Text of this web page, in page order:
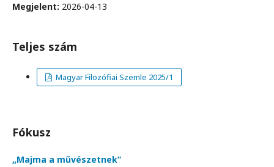
Megjelent: 2026-04-13
Teljes szám
Magyar Filozófiai Szemle 2025/1
Fókusz
„Majma a művészetnek”